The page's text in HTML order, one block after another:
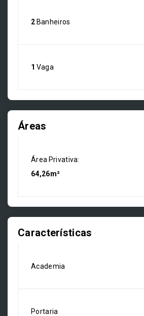
2 Banheiros
1 Vaga
Áreas
Área Privativa:
64,26m²
Características
Academia
Portaria